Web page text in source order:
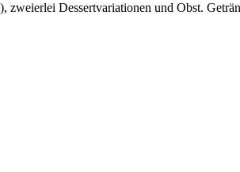
zweierlei Dessertvariationen und Obst.